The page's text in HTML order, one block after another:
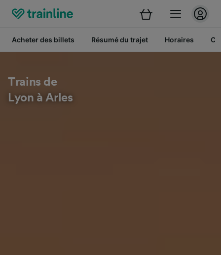
Acheter des billets Résumé du trajet Horaires
Trains de
Lyon à Arles